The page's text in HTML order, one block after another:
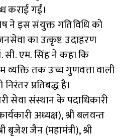
कराई गईं।
ने इस संयुक्त गतिविधि को
का उत्कृष्ट उदाहरण
सी. एम. सिंह ने कहा कि
तक उच्च गुणवत्ता वाली
प्रतिबद्ध है।
सेवा संस्थान के पदाधिकारी
अध्यक्ष), श्री बलवन्त
बृजेश जैन (महामंत्री), श्री